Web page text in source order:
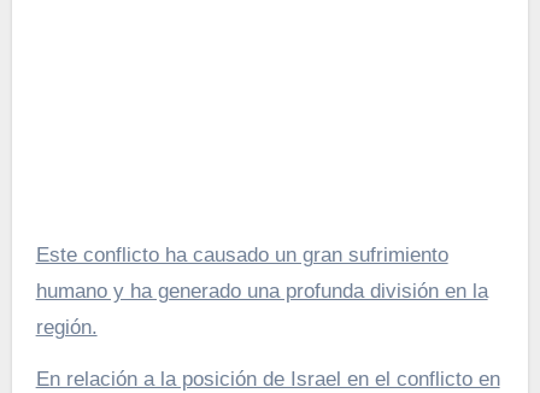
Este conflicto ha causado un gran sufrimiento
humano y ha generado una profunda división en la
región.
En relación a la posición de Israel en el conflicto en